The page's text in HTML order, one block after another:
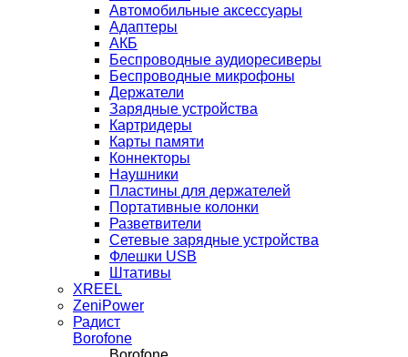
Автомобильные аксессуары
Адаптеры
АКБ
Беспроводные аудиоресиверы
Беспроводные микрофоны
Держатели
Зарядные устройства
Картридеры
Карты памяти
Коннекторы
Наушники
Пластины для держателей
Портативные колонки
Разветвители
Сетевые зарядные устройства
Флешки USB
Штативы
XREEL
ZeniPower
Радист
Borofone